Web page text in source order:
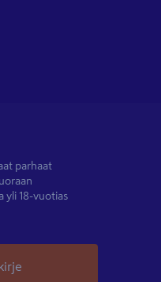
parhaat
yli 18-vuotias